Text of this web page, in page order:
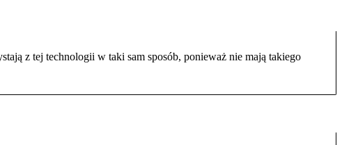
z tej technologii w taki sam sposób, ponieważ nie mają takiego